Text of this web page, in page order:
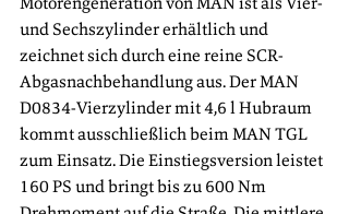
und Sechszylinder erhältlich und
zeichnet sich durch eine reine SCR-
Abgasnachbehandlung aus. Der MAN
D0834-Vierzylinder mit 4,6 l Hubraum
kommt ausschließlich beim MAN TGL
zum Einsatz. Die Einstiegsversion leistet
160 PS und bringt bis zu 600 Nm